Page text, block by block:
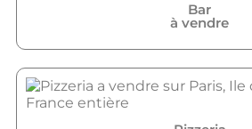
Bar
à vendre